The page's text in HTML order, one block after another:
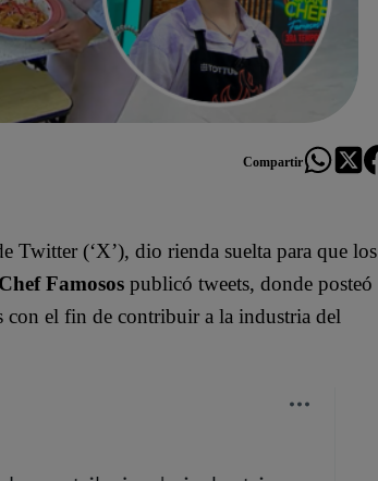
Compartir
Twitter (‘X’), dio rienda suelta para que los
Famosos publicó tweets, donde posteó
con el fin de contribuir a la industria del